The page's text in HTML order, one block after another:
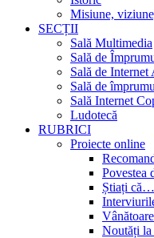
Misiune,
SECȚII
Sală Multimedia
Sală de
Sală de Internet
Sală de
Sală Internet
Ludotecă
RUBRICI
Proiecte online
Povestea
Știați că…
Noutăți la